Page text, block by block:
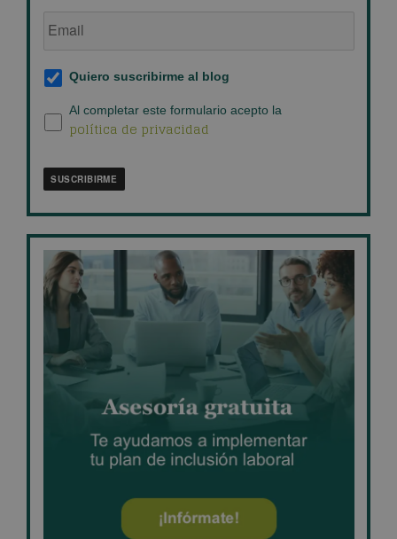
de
Suscripción
al
blog
*
Quiero suscribirme al blog
Política
de
Al completar este formulario acepto la
política de privacidad
SUSCRIBIRME